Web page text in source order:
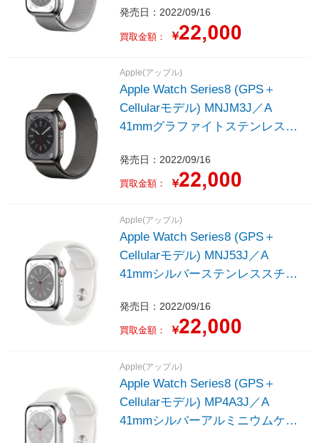
ープ
発売日：2022/09/16
買取金額： ￥
Apple(アップル)
Apple Watch Series8 (GPS＋
Cellularモデル) MNJM3J／A
41mmグラファイトステンレスス
ネーゼループ
発売日：2022/09/16
買取金額： ￥
Apple(アップル)
Apple Watch Series8 (GPS＋
Cellularモデル) MNJ53J／A
41mmシルバーステンレススチー
ド - レギュラー
発売日：2022/09/16
買取金額： ￥
Apple(アップル)
Apple Watch Series8 (GPS＋
Cellularモデル) MP4A3J／A
41mmシルバーアルミニウムケー